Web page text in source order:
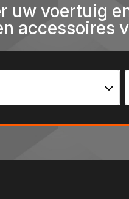
uw voertuig
accessoires